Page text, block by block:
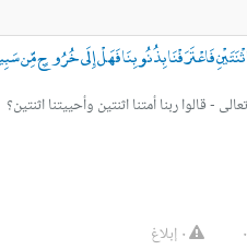
فَاعْتَرَفْنَا بِذُنُوبِنَا فَهَلْ إِلَى خُرُوجٍ مِّن
- قالوا ربنا أمتنا اثنتين وأحييتنا اثنتين؟
٠ ٠ إبلاغ